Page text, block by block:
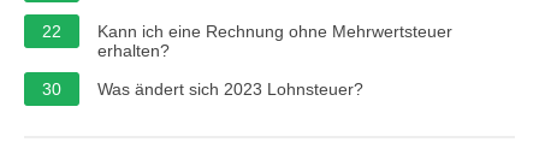
22
Kann ich eine Rechnung ohne Mehrwertsteuer
erhalten?
30
Was ändert sich 2023 Lohnsteuer?